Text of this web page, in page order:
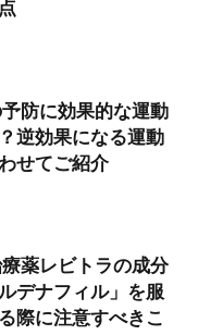
予防に効果的な運動
逆効果になる運動
せてご紹介
療薬レビトラの成分
ルデナフィル」を服
際に注意すべきこ